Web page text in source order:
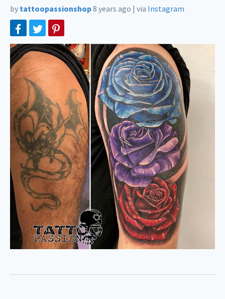
by tattoopassionshop8 years ago | via Instagram